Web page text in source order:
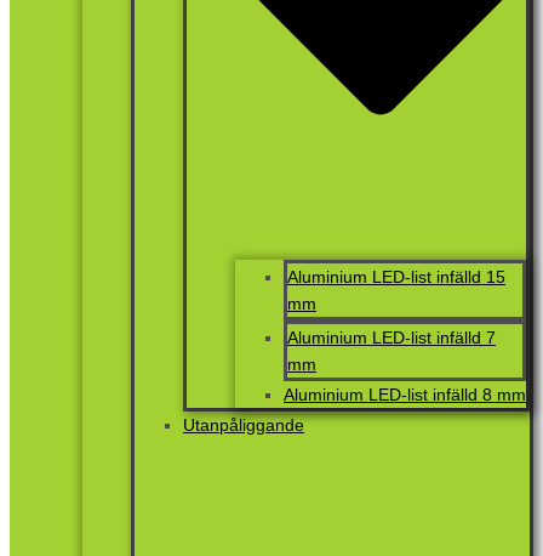
Aluminium LED-list infälld 15
mm
Aluminium LED-list infälld 7
mm
Aluminium LED-list infälld 8 mm
Utanpåliggande